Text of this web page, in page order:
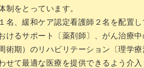
制をとっています。
、緩和ケア認定看護師２名を配置し
けるサポート〔薬剤師〕、がん治療
期）のリハビリテーション〔理学
て最適な医療を提供できるよう介入